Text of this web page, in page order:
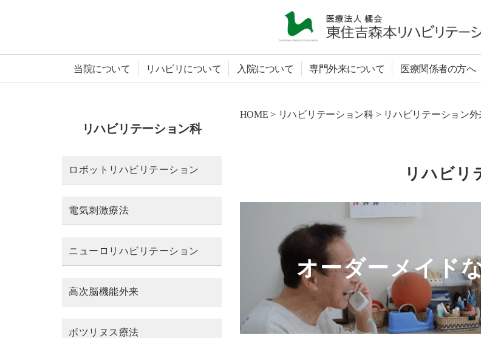
法
会
リ
テ
ー
シ
ョ
ン
病
院
当院について リハビリについて 入院について 専門外来について 医療関係者の方へ
リハビリテーション科
ロボットリハビリテーション
電気刺激療法
ニューロリハビリテーション
高次脳機能外来
ボツリヌス療法
HOME > リハビリテーション科> リハビリテーション外
リハビリ
オーダーメイド